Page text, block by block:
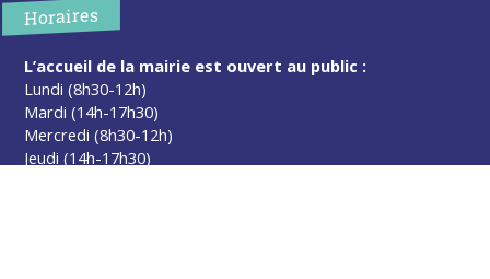
Horaires
L’accueil de la mairie est ouvert au public :
Lundi (8h30-12h)
Mardi (14h-17h30)
Mercredi (8h30-12h)
Jeudi (14h-17h30)